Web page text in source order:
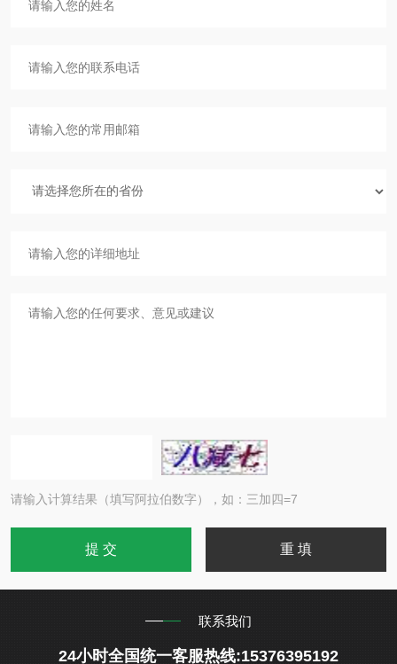
请输入计算结果（填写阿拉伯数字），如：三加四=7
联系我们
24小时全国统一客服热线:15376395192